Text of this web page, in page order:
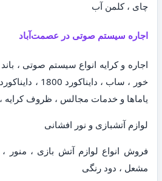
چای ، کلمن آب
اجاره سیستم صوتی در عصمت‌آباد
اجاره و کرایه انواع سیستم صوتی ،
یاماها و خدمات مجالس ، ظروف کرایه
لوازم آتشبازی و نور افشانی
فروش انواع لوازم آتش بازی ، منور ،
مشعل ، دود رنگی